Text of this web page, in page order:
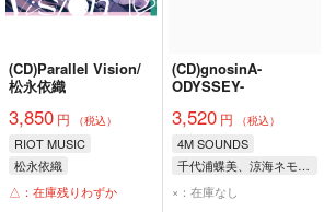
(CD)Parallel Vision/
松永依織
3,850 円 （税込）
RIOT MUSIC
松永依織
△：在庫残りわずか
(CD)gnosinA-
ODYSSEY-
3,520 円 （税込）
4M SOUNDS
千代浦蝶美、涼海ネモ、音ノ乃のの、セレナーデ・オックスブラッド、松永依織、巫てんり
×：在庫なし